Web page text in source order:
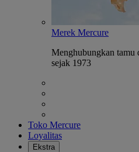
Merek Mercure
Menghubungkan tamu
sejak 1973
Toko Mercure
Loyalitas
Ekstra